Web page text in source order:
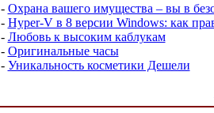
Охрана вашего имущества – вы в
Hyper-V в 8 версии Windows: как
Любовь к высоким каблукам
Оригинальные часы
Уникальность косметики Дешели